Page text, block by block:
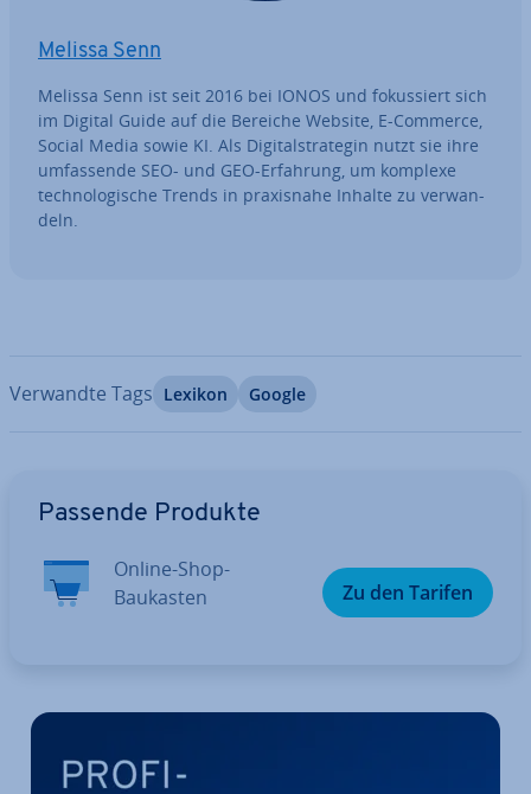
Melissa Senn
Melissa Senn ist seit 2016 bei IONOS und fo­kus­siert sich
im Digital Guide auf die Bereiche Website, E-Commerce,
Social Media sowie KI. Als Di­gi­tal­stra­te­gin nutzt sie ihre
um­fas­sen­de SEO- und GEO-Erfahrung, um komplexe
tech­no­lo­gi­sche Trends in pra­xis­na­he Inhalte zu ver­wan­
deln.
Verwandte Tags Lexikon Google
Passende Produkte
Online-Shop-
Baukasten
Zu den Tarifen